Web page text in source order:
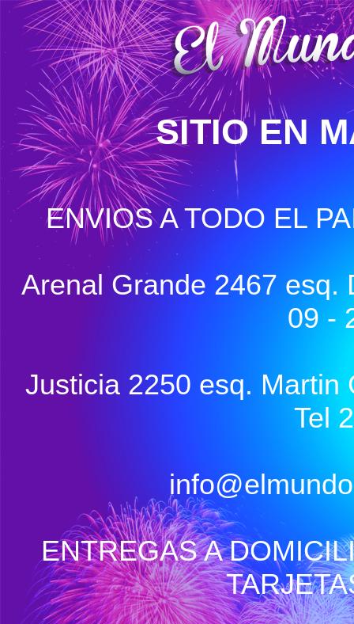
SITIO EN
ENVIOS A TODO EL
Arenal Grande 2467 esq.
09 -
Justicia 2250 esq. Martin
Tel
ENTREGAS A